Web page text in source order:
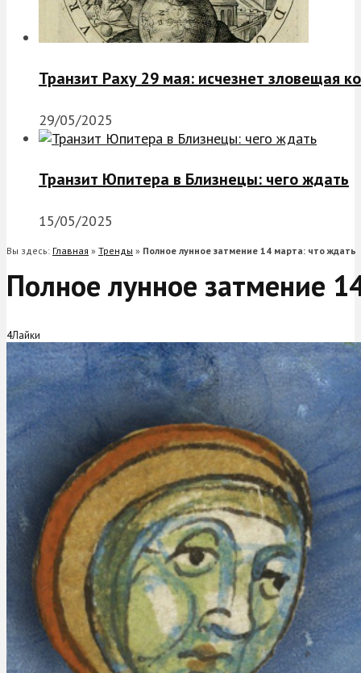
Транзит Раху 29 мая: исчезнет зловещая
29/05/2025
Транзит Юпитера в Близнецы: чего ждать
15/05/2025
Вы здесь: Главная » Тренды » Полное лунное затмение 14 марта: что ждать
Полное лунное затмение
4Лайки